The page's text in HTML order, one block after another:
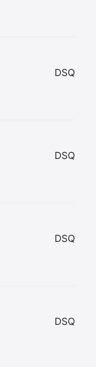
DSQ
DSQ
DSQ
DSQ